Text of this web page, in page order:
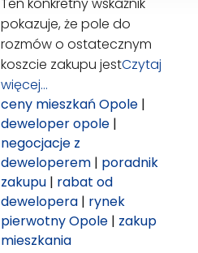
Ten konkretny wskaźnik
pokazuje, że pole do
rozmów o ostatecznym
koszcie zakupu jestCzytaj
więcej…
ceny mieszkań Opole|
deweloper opole|
negocjacje z
deweloperem| poradnik
zakupu| rabat od
dewelopera| rynek
pierwotny Opole| zakup
mieszkania